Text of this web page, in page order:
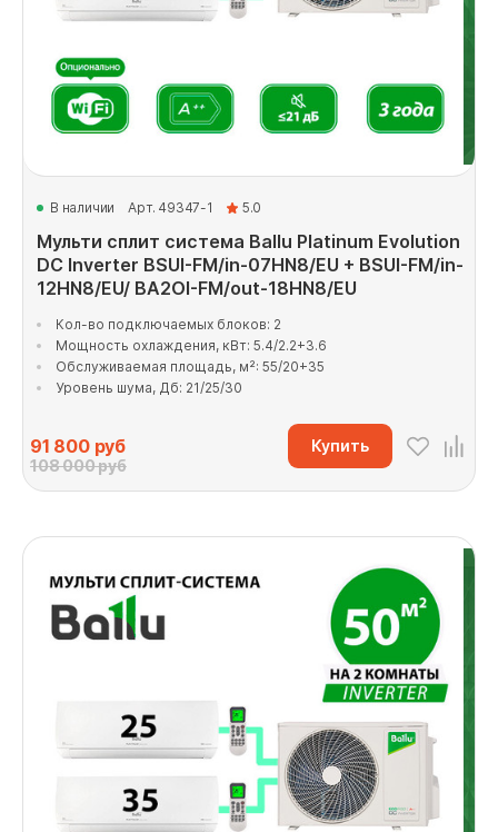
В наличии Арт. 49347-1 5.0
Мульти сплит система Ballu Platinum Evolution
DC Inverter BSUI-FM/in-07HN8/EU + BSUI-FM/in-
12HN8/EU/ BA2OI-FM/out-18HN8/EU
Кол-во подключаемых блоков: 2
Мощность охлаждения, кВт: 5.4/2.2+3.6
Обслуживаемая площадь, м²: 55/20+35
Уровень шума, Дб: 21/25/30
91 800руб
108 000 руб
Купить